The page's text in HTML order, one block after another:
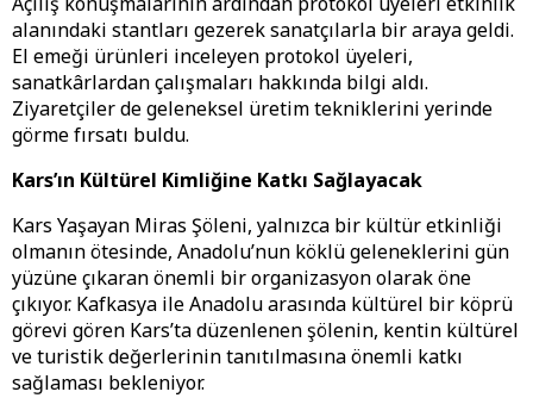
alanındaki stantları gezerek sanatçılarla bir araya geldi.
El emeği ürünleri inceleyen protokol üyeleri,
sanatkârlardan çalışmaları hakkında bilgi aldı.
Ziyaretçiler de geleneksel üretim tekniklerini yerinde
görme fırsatı buldu.
Kars’ın Kültürel Kimliğine Katkı Sağlayacak
Kars Yaşayan Miras Şöleni, yalnızca bir kültür etkinliği
olmanın ötesinde, Anadolu’nun köklü geleneklerini gün
yüzüne çıkaran önemli bir organizasyon olarak öne
çıkıyor. Kafkasya ile Anadolu arasında kültürel bir köprü
görevi gören Kars’ta düzenlenen şölenin, kentin kültürel
ve turistik değerlerinin tanıtılmasına önemli katkı
sağlaması bekleniyor.